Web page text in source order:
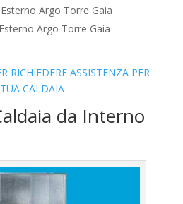
Argo Torre Gaia
Argo Torre Gaia
RICHIEDERE ASSISTENZA PER
CALDAIA
da Interno